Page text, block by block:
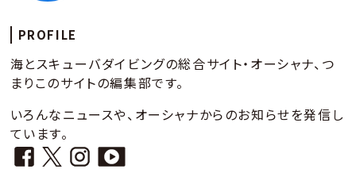
PROFILE
海とスキューバダイビングの総合サイト・オーシャナ、つ
まりこのサイトの編集部です。
いろんなニュースや、オーシャナからのお知らせを発信し
ています。